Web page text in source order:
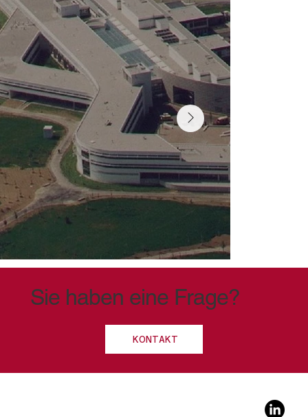
Sie haben eine Frage?
KONTAKT